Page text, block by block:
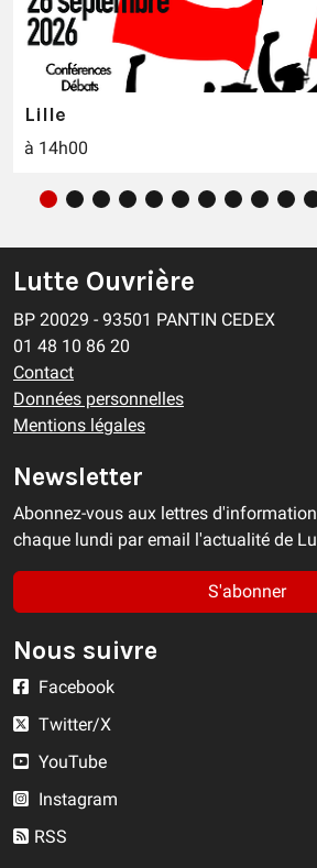
Lille
à 14h00
Lutte Ouvrière
BP 20029 - 93501 PANTIN CEDEX
01 48 10 86 20
Contact
Données personnelles
Mentions légales
Newsletter
Abonnez-vous aux lettres
chaque lundi par email l'actualité de
S'abonner
Nous suivre
Facebook
Twitter/X
YouTube
Instagram
RSS